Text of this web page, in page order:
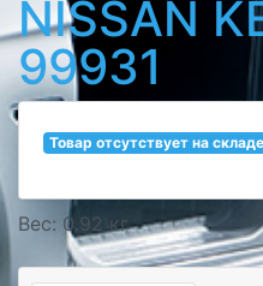
NISSAN
99931
Товар отсутствует на складе
Вес: 0.92 кг